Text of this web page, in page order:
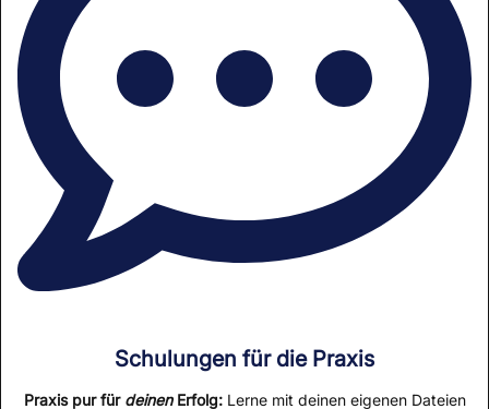
Schulungen für die Praxis
Praxis pur für deinen Erfolg: Lerne mit deinen eigenen Dateien